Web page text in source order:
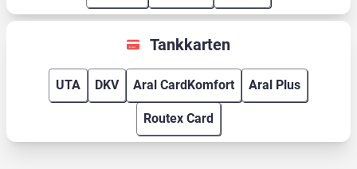
Tankkarten
UTA DKV Aral CardKomfort Aral Plus
Routex Card